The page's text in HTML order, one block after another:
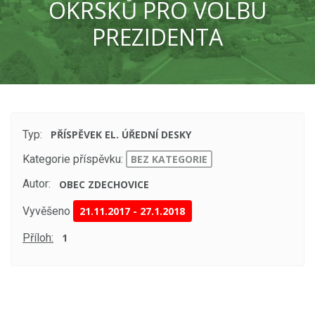
OKRSKŮ PRO VOLBU
PREZIDENTA
Typ:
PŘÍSPĚVEK EL. ÚŘEDNÍ DESKY
Kategorie příspěvku:
BEZ KATEGORIE
Autor:
OBEC ZDECHOVICE
Vyvěšeno 21.11.2017 - 27.1.2018
Příloh: 1